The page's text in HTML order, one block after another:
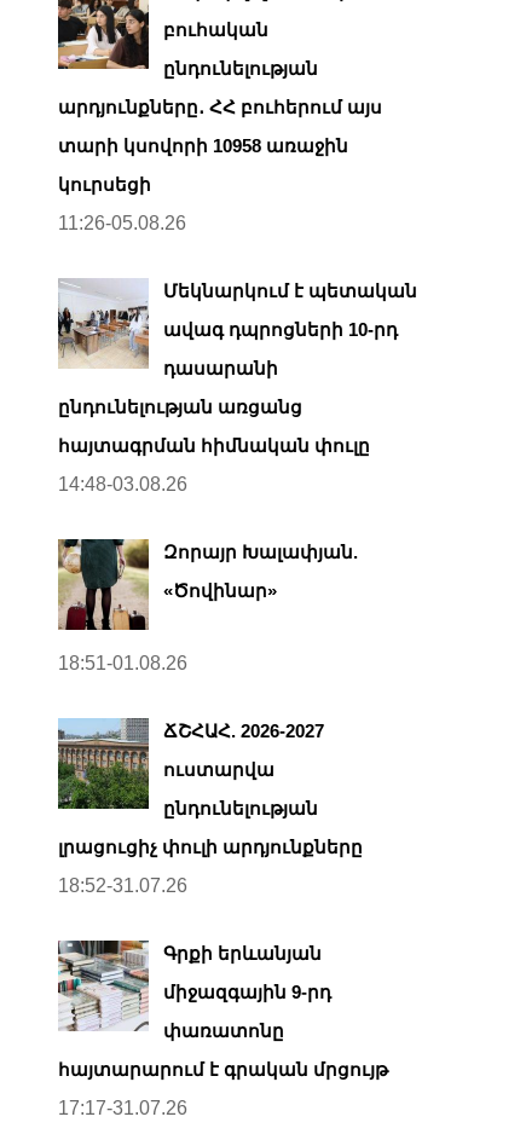
բուհական
ընդունելության
արդյունքները․ ՀՀ բուհերում այս
տարի կսովորի 10958 առաջին
կուրսեցի
11:26-05.08.26
Մեկնարկում է պետական
ավագ դպրոցների 10-րդ
դասարանի
ընդունելության առցանց
հայտագրման հիմնական փուլը
14:48-03.08.26
Զորայր Խալափյան.
«Ծովինար»
18:51-01.08.26
ՃՇՀԱՀ. 2026-2027
ուստարվա
ընդունելության
լրացուցիչ փուլի արդյունքները
18:52-31.07.26
Գրքի երևանյան
միջազգային 9-րդ
փառատոնը
հայտարարում է գրական մրցույթ
17:17-31.07.26